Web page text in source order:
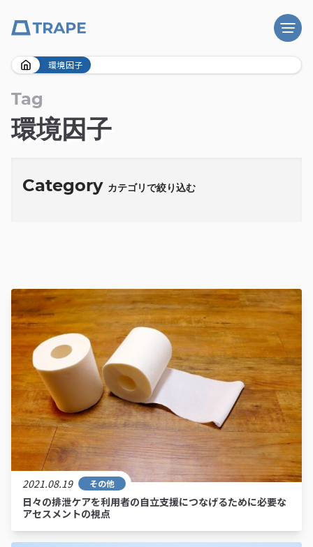
Skip
content
環境因子
Tag
環境因子
Category カテゴリで絞り込む
2021.08.19 その他
日々の排泄ケアを利用者の自立支援につなげるために必要な
アセスメントの視点